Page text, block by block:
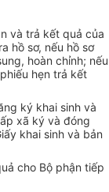
và trả kết quả của
hồ sơ, nếu hồ sơ
hoàn chỉnh; nếu
hẹn trả kết
ký khai sinh và
xã ký và đóng
khai sinh và bản
cho Bộ phận tiếp